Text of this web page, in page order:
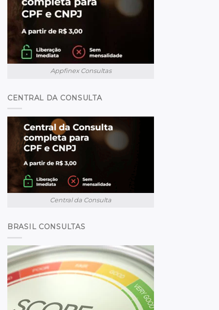
Appfinex Consultas
CENTRAL DA CONSULTA
Central da Consulta
BRASIL CONSULTAS